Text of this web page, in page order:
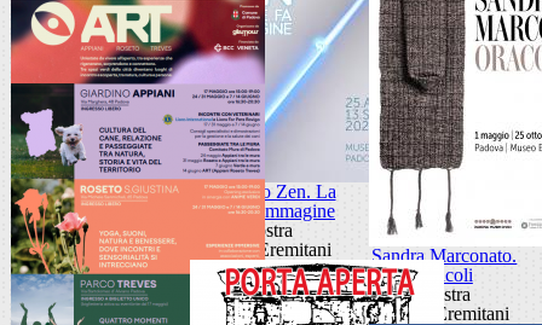
Giancarlo Zen. La
luce fa l'immagine
Mostra
Museo Eremitani
Sandra Marconato.
Oracoli
Mostra
Museo Eremitani